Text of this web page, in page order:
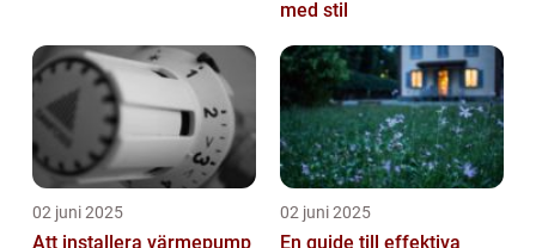
med stil
02 juni 2025
Att installera värmepump
02 juni 2025
En guide till effektiva